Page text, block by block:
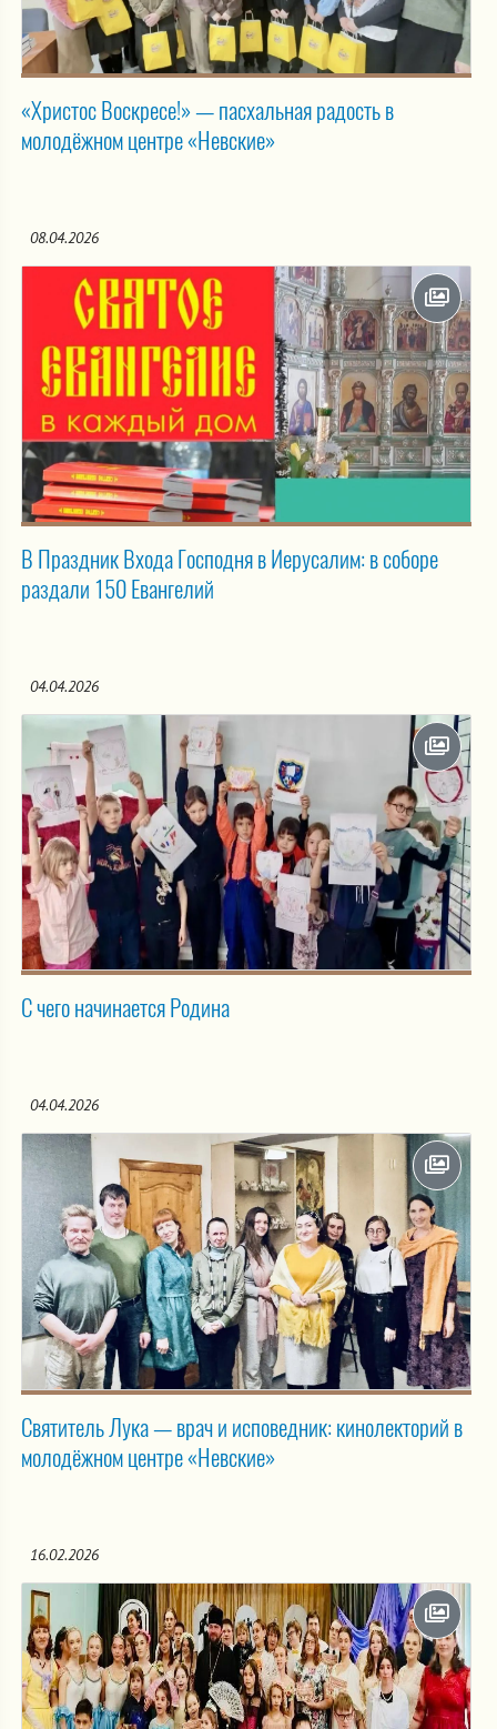
«Христос Воскресе!» — пасхальная радость в
молодёжном центре «Невские»
08.04.2026
В Праздник Входа Господня в Иерусалим: в соборе
раздали 150 Евангелий
04.04.2026
С чего начинается Родина
04.04.2026
Святитель Лука — врач и исповедник: кинолекторий в
молодёжном центре «Невские»
16.02.2026